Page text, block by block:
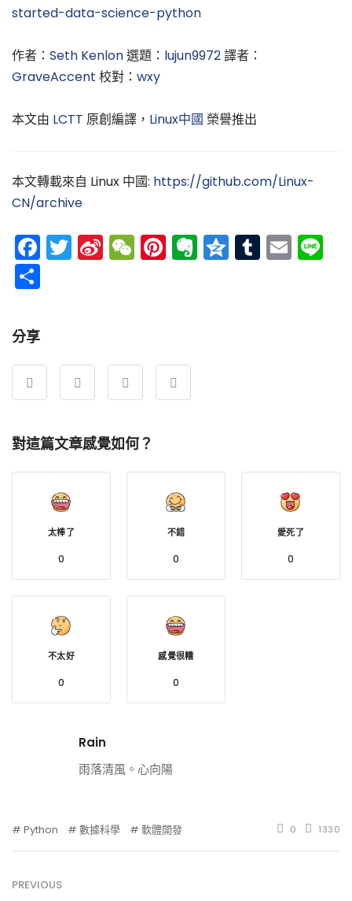
started-data-science-python
作者： Seth Kenlon選題： lujun9972譯者：
GraveAccent 校對： wxy
本文由 LCTT 原創編譯， Linux中國 榮譽推出
本文轉載來自 Linux 中國: https://github.com/Linux-
CN/archive
Facebook
Twitter
SinaWeChat
Pinterest
Evernote
Qzone
Tumblr
分享
對這篇文章感覺如何？
太棒了
0
不錯
0
愛死了
0
不太好
0
感覺很糟
0
Rain
雨落清風。心向陽
Python 數據科學 軟體開發 0 1330
PREVIOUS